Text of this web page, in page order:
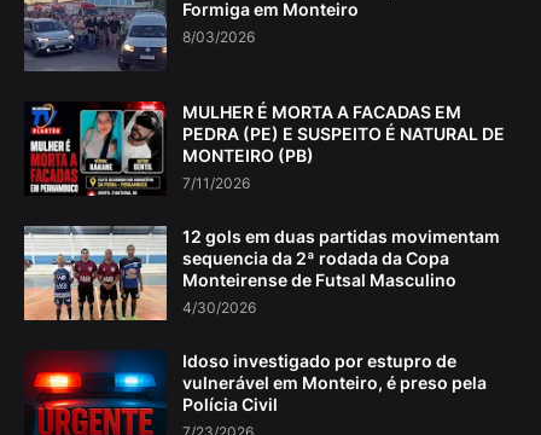
Formiga em Monteiro
8/03/2026
MULHER É MORTA A FACADAS EM
PEDRA (PE) E SUSPEITO É NATURAL DE
MONTEIRO (PB)
7/11/2026
12 gols em duas partidas movimentam
sequencia da 2ª rodada da Copa
Monteirense de Futsal Masculino
4/30/2026
Idoso investigado por estupro de
vulnerável em Monteiro, é preso pela
Polícia Civil